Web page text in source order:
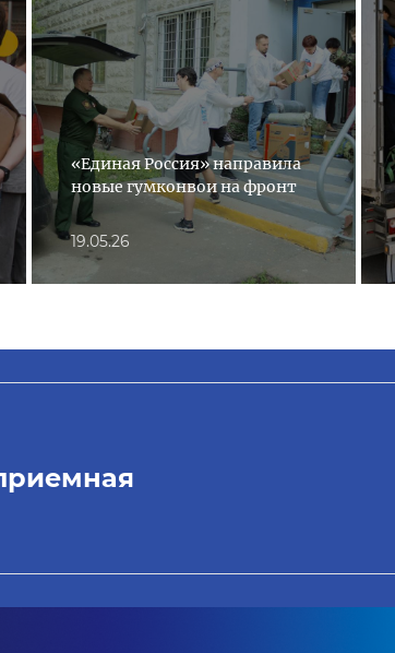
«Единая Россия» направила
новые гумконвои на фронт
19.05.26